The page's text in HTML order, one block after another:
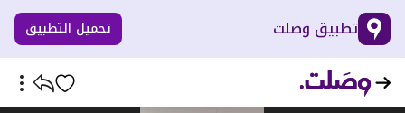
تطبيق وصلت تحميل التطبيق